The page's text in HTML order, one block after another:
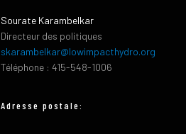
Sourate Karambelkar
Directeur des politiques
skarambelkar@lowimpacthydro.org
Téléphone : 415-548-1006
Adresse postale: